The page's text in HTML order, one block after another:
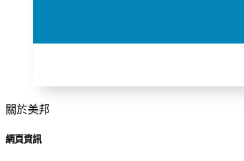
關於美邦
網頁資訊